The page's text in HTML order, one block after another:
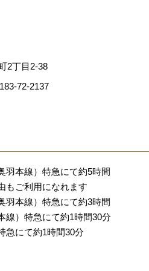
2丁目2-38
72-2137
羽本線）特急にて約5時間
もご利用になれます
羽本線）特急にて約3時間
線）特急にて約1時間30分
急にて約1時間30分